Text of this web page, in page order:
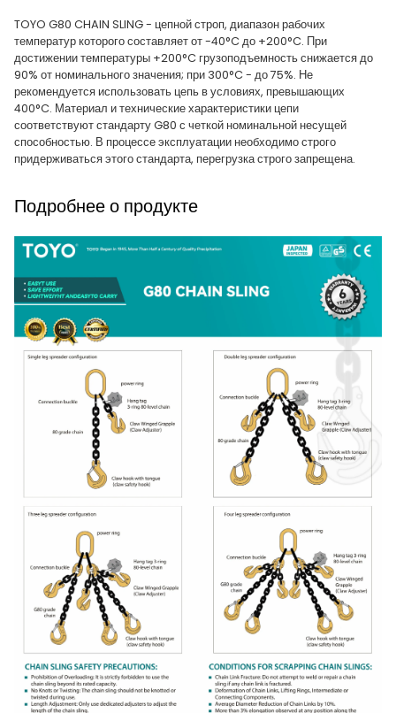
TOYO G80 CHAIN SLING - цепной строп, диапазон рабочих
температур которого составляет от -40°C до +200°C. При
достижении температуры +200°C грузоподъемность снижается до
90% от номинального значения; при 300°C - до 75%. Не
рекомендуется использовать цепь в условиях, превышающих
400°C. Материал и технические характеристики цепи
соответствуют стандарту G80 с четкой номинальной несущей
способностью. В процессе эксплуатации необходимо строго
придерживаться этого стандарта, перегрузка строго запрещена.
Подробнее о продукте